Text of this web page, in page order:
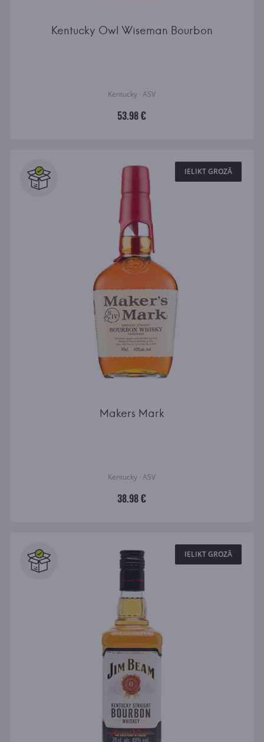
Kentucky Owl Wiseman Bourbon
Kentucky · ASV
53.98 €
IELIKT GROZĀ
Makers Mark
Kentucky · ASV
38.98 €
IELIKT GROZĀ